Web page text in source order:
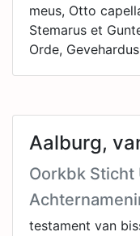
meus, Otto
Stemarus et
Orde,
Aalburg,
Oorkbk
testament van